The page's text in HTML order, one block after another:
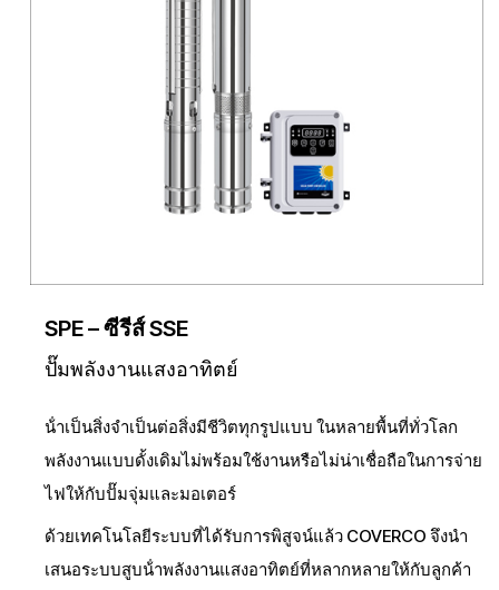
SPE – ซีรีส์ SSE
ปั๊มพลังงานแสงอาทิตย์
น้ําเป็นสิ่งจําเป็นต่อสิ่งมีชีวิตทุกรูปแบบ ในหลายพื้นที่ทั่วโลก
พลังงานแบบดั้งเดิมไม่พร้อมใช้งานหรือไม่น่าเชื่อถือในการจ่าย
ไฟให้กับปั๊มจุ่มและมอเตอร์
ด้วยเทคโนโลยีระบบที่ได้รับการพิสูจน์แล้ว COVERCO จึงนํา
เสนอระบบสูบน้ําพลังงานแสงอาทิตย์ที่หลากหลายให้กับลูกค้า